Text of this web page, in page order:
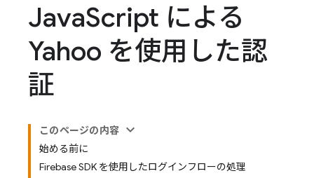
JavaScript による
Yahoo を使用した認
証
このページの内容
始める前に
Firebase SDK を使用したログインフローの処理